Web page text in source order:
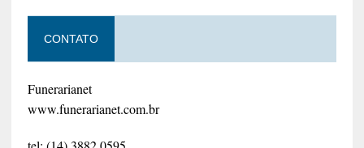
CONTATO
Funerarianet
www.funerarianet.com.br